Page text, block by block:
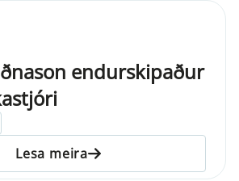
endurskipaður
Lesa meira